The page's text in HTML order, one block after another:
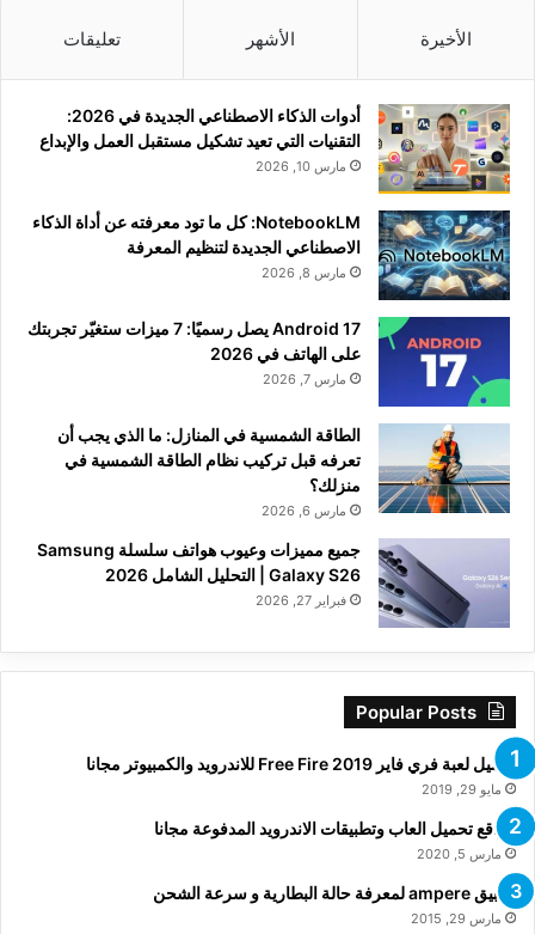
الأخيرة الأشهر تعليقات
أدوات الذكاء الاصطناعي الجديدة في 2026:
التقنيات التي تعيد تشكيل مستقبل العمل والإبداع
مارس 10, 2026
NotebookLM: كل ما تود معرفته عن أداة الذكاء
الاصطناعي الجديدة لتنظيم المعرفة
مارس 8, 2026
Android 17 يصل رسميًا: 7 ميزات ستغيّر تجربتك
على الهاتف في 2026
مارس 7, 2026
الطاقة الشمسية في المنازل: ما الذي يجب أن
تعرفه قبل تركيب نظام الطاقة الشمسية في
منزلك؟
مارس 6, 2026
جميع مميزات وعيوب هواتف سلسلة Samsung
Galaxy S26 | التحليل الشامل 2026
فبراير 27, 2026
Popular Posts
تحميل لعبة فري فاير Free Fire 2019 للاندرويد والكمبيوتر مجانا
مايو 29, 2019
مواقع تحميل العاب وتطبيقات الاندرويد المدفوعة مجانا
مارس 5, 2020
تطبيق ampere لمعرفة حالة البطارية و سرعة الشحن
مارس 29, 2015